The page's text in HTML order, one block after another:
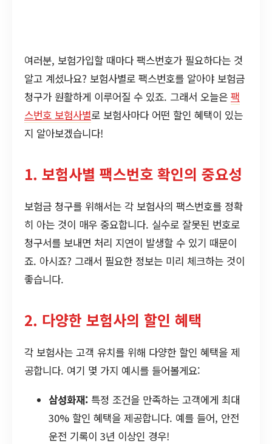
여러분, 보험가입할 때마다 팩스번호가 필요하다는 것
알고 계셨나요? 보험사별로 팩스번호를 알아야 보험금
청구가 원활하게 이루어질 수 있죠. 그래서 오늘은 팩
스번호 보험사별로 보험사마다 어떤 할인 혜택이 있는
지 알아보겠습니다!
1. 보험사별 팩스번호 확인의 중요성
보험금 청구를 위해서는 각 보험사의 팩스번호를 정확
히 아는 것이 매우 중요합니다. 실수로 잘못된 번호로
청구서를 보내면 처리 지연이 발생할 수 있기 때문이
죠. 아시죠? 그래서 필요한 정보는 미리 체크하는 것이
좋습니다.
2. 다양한 보험사의 할인 혜택
각 보험사는 고객 유치를 위해 다양한 할인 혜택을 제
공합니다. 여기 몇 가지 예시를 들어볼게요:
삼성화재: 특정 조건을 만족하는 고객에게 최대
30% 할인 혜택을 제공합니다. 예를 들어, 안전
운전 기록이 3년 이상인 경우!